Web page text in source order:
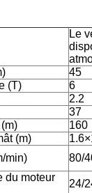
Le
45
(T)
6
2.2
37
160
(m)
min)
80/
du moteur
24/